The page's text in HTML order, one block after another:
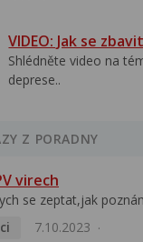
VIDEO: Jak se
Shlédněte video na
deprese..
Z PORADNY
virech
se zeptat,jak
7.10.2023